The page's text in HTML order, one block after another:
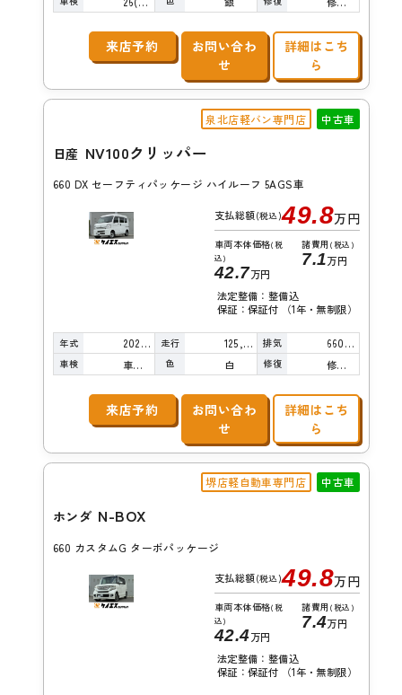
来店予約
お問い合わ
せ
詳細はこち
ら
泉北店軽バン専門店 中古車
日産 NV100クリッパー
660 DX セーフティパッケージ ハイルーフ 5AGS車
支払総額(税込)49.8万円
車両本体価格(税
込)
42.7万円
諸費用 (税込)
7.1万円
法定整備：整備込
保証：保証付 （1年・無制限）
年式 2020年 走行 125,000km 排気 660cc
車検 車検整備付 色 白 修復 修復歴無し
来店予約
お問い合わ
せ
詳細はこち
ら
堺店軽自動車専門店 中古車
ホンダ N-BOX
660 カスタムG ターボパッケージ
支払総額(税込)49.8万円
車両本体価格(税
込)
42.4万円
諸費用 (税込)
7.4万円
法定整備：整備込
保証：保証付 （1年・無制限）